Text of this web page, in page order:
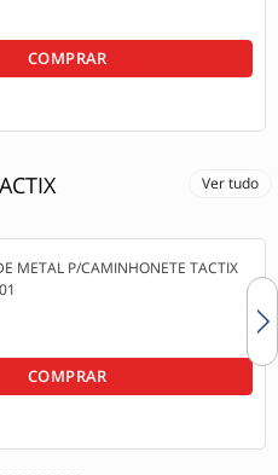
COMPRAR
Ver tudo
METAL P/CAMINHONETE TACTIX
COMPRAR